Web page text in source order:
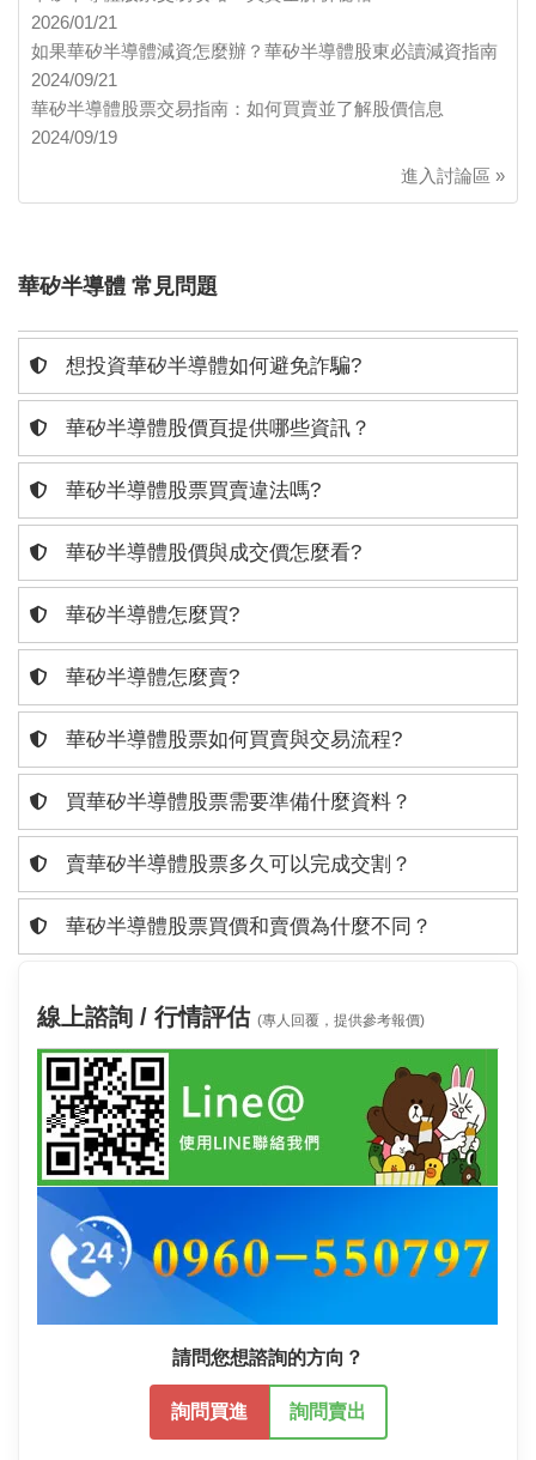
2026/01/21
如果華矽半導體減資怎麼辦？華矽半導體股東必讀減資指南
2024/09/21
華矽半導體股票交易指南：如何買賣並了解股價信息
2024/09/19
進入討論區 »
華矽半導體 常見問題
想投資華矽半導體如何避免詐騙?
華矽半導體股價頁提供哪些資訊？
華矽半導體股票買賣違法嗎?
華矽半導體股價與成交價怎麼看?
華矽半導體怎麼買?
華矽半導體怎麼賣?
華矽半導體股票如何買賣與交易流程?
買華矽半導體股票需要準備什麼資料？
賣華矽半導體股票多久可以完成交割？
華矽半導體股票買價和賣價為什麼不同？
線上諮詢 / 行情評估 (專人回覆，提供參考報價)
請問您想諮詢的方向？
詢問買進 詢問賣出